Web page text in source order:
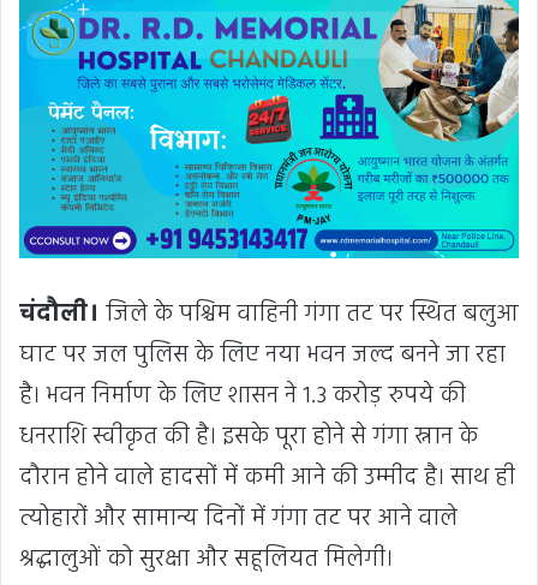
चंदौली। जिले के पश्चिम वाहिनी गंगा तट पर स्थित बलुआ
घाट पर जल पुलिस के लिए नया भवन जल्द बनने जा रहा
है। भवन निर्माण के लिए शासन ने 1.3 करोड़ रुपये की
धनराशि स्वीकृत की है। इसके पूरा होने से गंगा स्नान के
दौरान होने वाले हादसों में कमी आने की उम्मीद है। साथ ही
त्योहारों और सामान्य दिनों में गंगा तट पर आने वाले
श्रद्धालुओं को सुरक्षा और सहूलियत मिलेगी।